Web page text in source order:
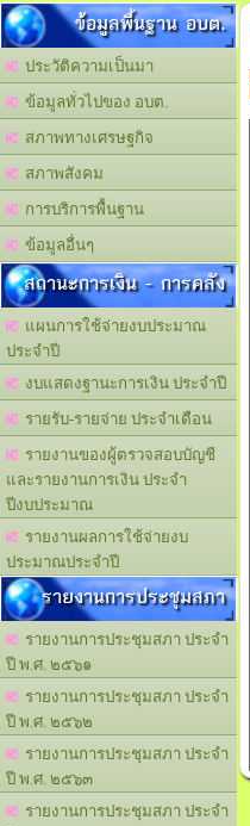
ข้อมูลพื้นฐาน อบต.
ประวัติความเป็นมา
ข้อมูลทั่วไปของ อบต.
สภาพทางเศรษฐกิจ
สภาพสังคม
การบริการพื้นฐาน
ข้อมูลอื่นๆ
สถานะการเงิน - การคลัง
แผนการใช้จ่ายงบประมาณ
ประจำปี
งบแสดงฐานะการเงิน ประจำปี
รายรับ-รายจ่าย ประจำเดือน
รายงานของผู้ตรวจสอบบัญชี
และรายงานการเงิน ประจำ
ปีงบประมาณ
รายงานผลการใช้จ่ายงบ
ประมาณประจำปี
รายงานการประชุมสภา
รายงานการประชุมสภา ประจำ
ปี พ.ศ. ๒๕๖๑
รายงานการประชุมสภา ประจำ
ปี พ.ศ. ๒๕๖๒
รายงานการประชุมสภา ประจำ
ปี พ.ศ. ๒๕๖๓
รายงานการประชุมสภา ประจำ